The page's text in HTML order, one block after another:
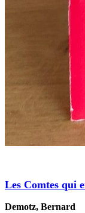
Les Comtes qui
Demotz, Bernard